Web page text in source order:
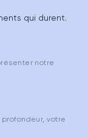
qui durent.
notre
votre